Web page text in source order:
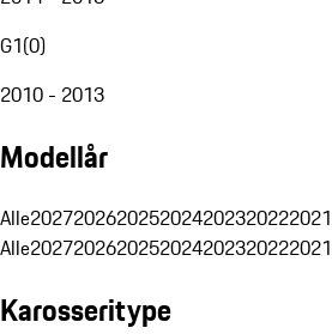
G1(0)
2010 - 2013
Modellår
Alle2027202620252024202320222021
Alle2027202620252024202320222021
Karosseritype